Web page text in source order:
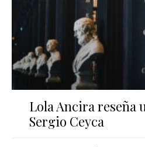
Lola Ancira reseña
Sergio Ceyca